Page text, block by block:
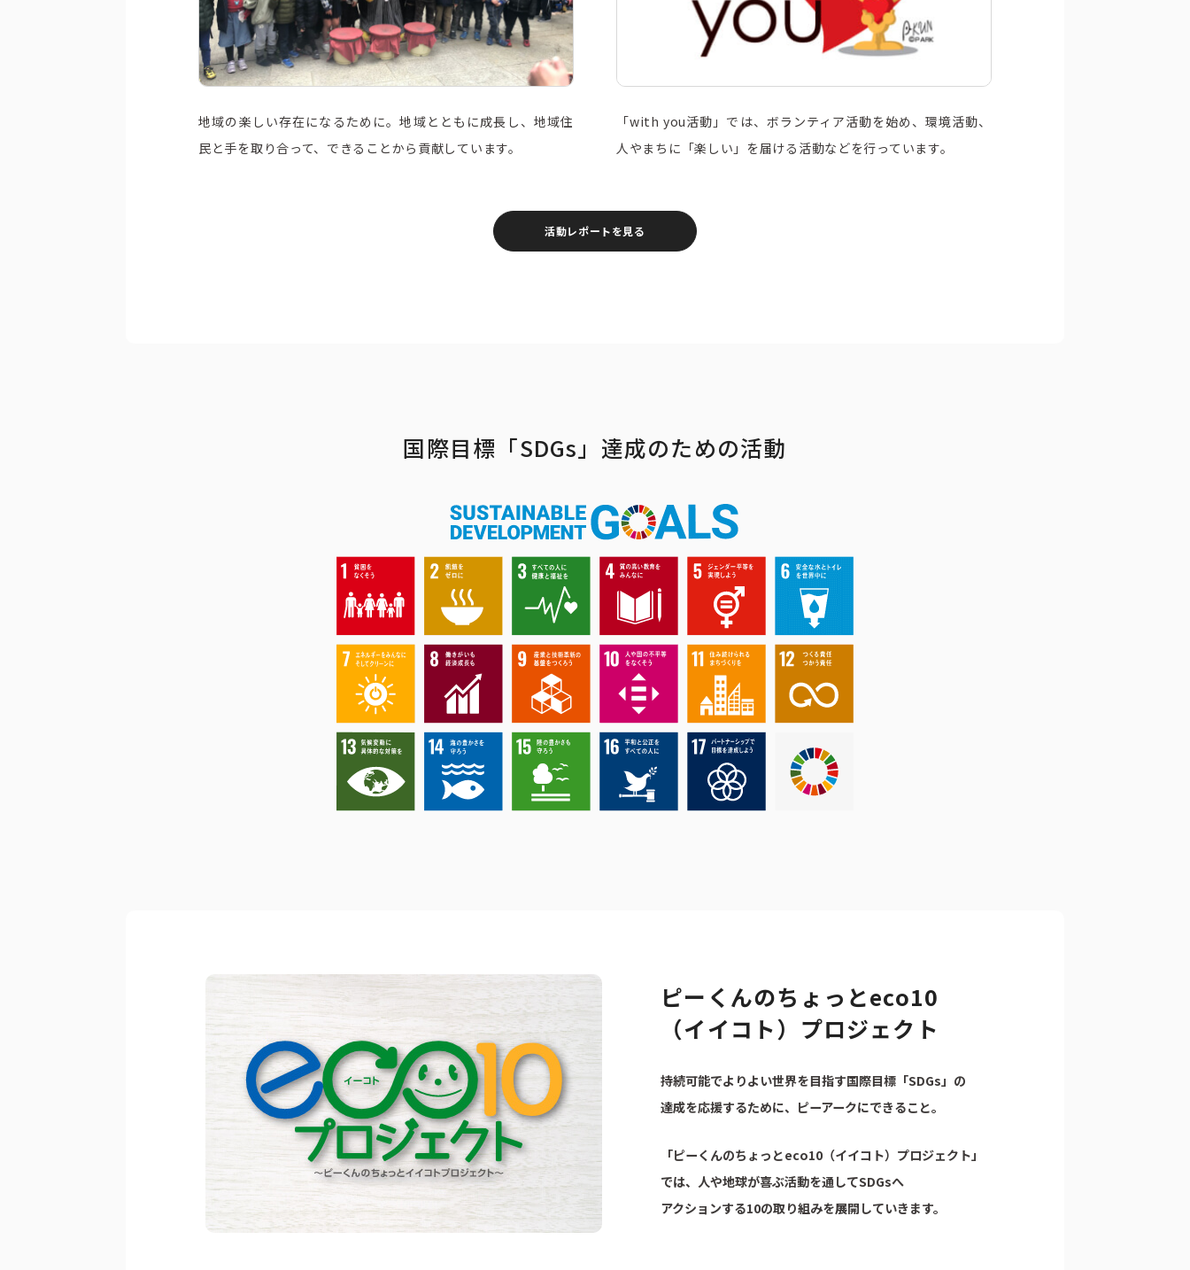
代表挨拶
ピーアークの歩み
組織図
コーポレートブック
eco10プロジェクト
CSRニュース
お問い合わせ
地域の楽しい存在になるために。地域とともに成長し、地域住
民と手を取り合って、できることから貢献しています。
「with you活動」では、ボランティア活動を始め、環境活動、
人やまちに「楽しい」を届ける活動などを行っています。
活動レポートを見る
国際目標「SDGs」達成のための活動
ピーくんのちょっとeco10
（イイコト）プロジェクト
持続可能でよりよい世界を目指す国際目標「SDGs」の
達成を応援するために、ピーアークにできること。
「ピーくんのちょっとeco10（イイコト）プロジェクト」
では、人や地球が喜ぶ活動を通してSDGsへ
アクションする10の取り組みを展開していきます。